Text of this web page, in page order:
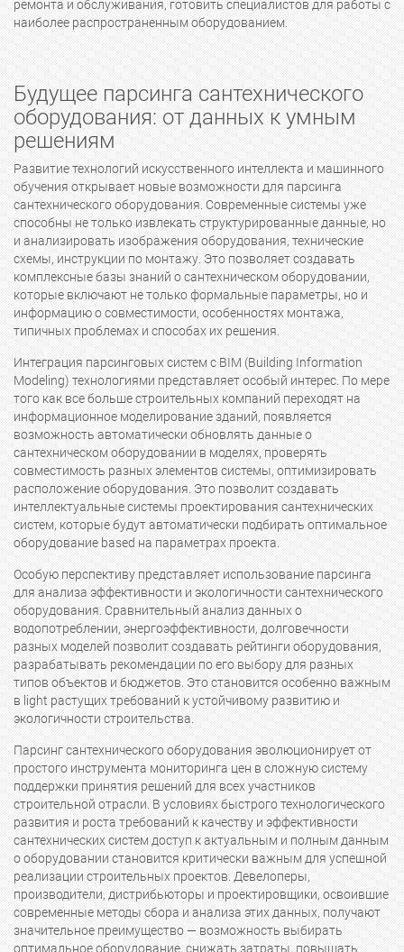
ремонта и обслуживания, готовить специалистов для работы с
наиболее распространенным оборудованием.
Будущее парсинга сантехнического
оборудования: от данных к умным
решениям
Развитие технологий искусственного интеллекта и машинного
обучения открывает новые возможности для парсинга
сантехнического оборудования. Современные системы уже
способны не только извлекать структурированные данные, но
и анализировать изображения оборудования, технические
схемы, инструкции по монтажу. Это позволяет создавать
комплексные базы знаний о сантехническом оборудовании,
которые включают не только формальные параметры, но и
информацию о совместимости, особенностях монтажа,
типичных проблемах и способах их решения.
Интеграция парсинговых систем с BIM (Building Information
Modeling) технологиями представляет особый интерес. По мере
того как все больше строительных компаний переходят на
информационное моделирование зданий, появляется
возможность автоматически обновлять данные о
сантехническом оборудовании в моделях, проверять
совместимость разных элементов системы, оптимизировать
расположение оборудования. Это позволит создавать
интеллектуальные системы проектирования сантехнических
систем, которые будут автоматически подбирать оптимальное
оборудование based на параметрах проекта.
Особую перспективу представляет использование парсинга
для анализа эффективности и экологичности сантехнического
оборудования. Сравнительный анализ данных о
водопотреблении, энергоэффективности, долговечности
разных моделей позволит создавать рейтинги оборудования,
разрабатывать рекомендации по его выбору для разных
типов объектов и бюджетов. Это становится особенно важным
в light растущих требований к устойчивому развитию и
экологичности строительства.
Парсинг сантехнического оборудования эволюционирует от
простого инструмента мониторинга цен в сложную систему
поддержки принятия решений для всех участников
строительной отрасли. В условиях быстрого технологического
развития и роста требований к качеству и эффективности
сантехнических систем доступ к актуальным и полным данным
о оборудовании становится критически важным для успешной
реализации строительных проектов. Девелоперы,
производители, дистрибьюторы и проектировщики, освоившие
современные методы сбора и анализа этих данных, получают
значительное преимущество — возможность выбирать
оптимальное оборудование, снижать затраты, повышать